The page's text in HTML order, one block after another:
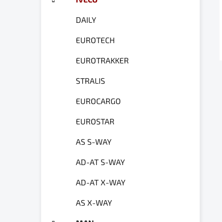
DAILY
EUROTECH
EUROTRAKKER
STRALIS
EUROCARGO
EUROSTAR
AS S-WAY
AD-AT S-WAY
AD-AT X-WAY
AS X-WAY